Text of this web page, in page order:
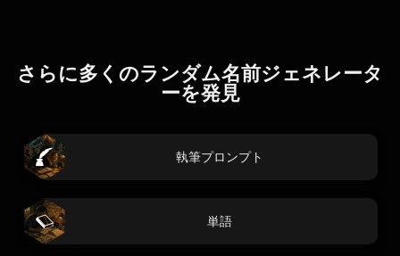
さらに多くのランダム名前ジェネレータ
ーを発見
執筆プロンプト
単語